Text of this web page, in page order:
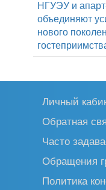
НГУЭУ и
объединяют
нового
Личный
Обратная
Часто
Обращения
Политика